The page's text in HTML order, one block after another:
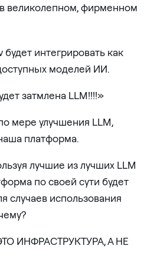
великолепном, фирменном
интегрировать как
моделей ИИ.
затмлена LLM!!!!»
мере улучшения LLM,
платформа.
лучшие из лучших LLM
по своей сути будет
случаев использования
ИНФРАСТРУКТУРА, А НЕ